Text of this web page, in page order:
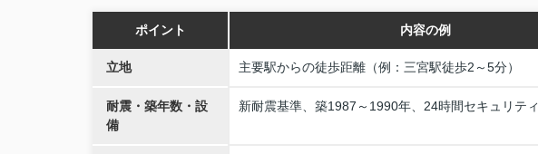
ポイント 内容の例
立地 主要駅からの徒歩距離（例：三宮駅徒歩2～5分）
耐震・築年数・設
備
新耐震基準、築1987～1990年、24時間セキュリティ